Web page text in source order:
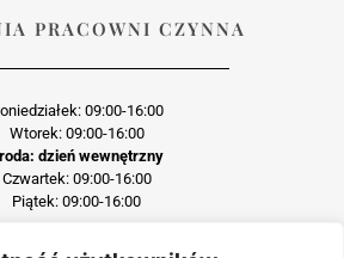
PRACOWNI CZYNNA
09:00-16:00
Wtorek: 09:00-16:00
dzień wewnętrzny
Czwartek: 09:00-16:00
Piątek: 09:00-16:00